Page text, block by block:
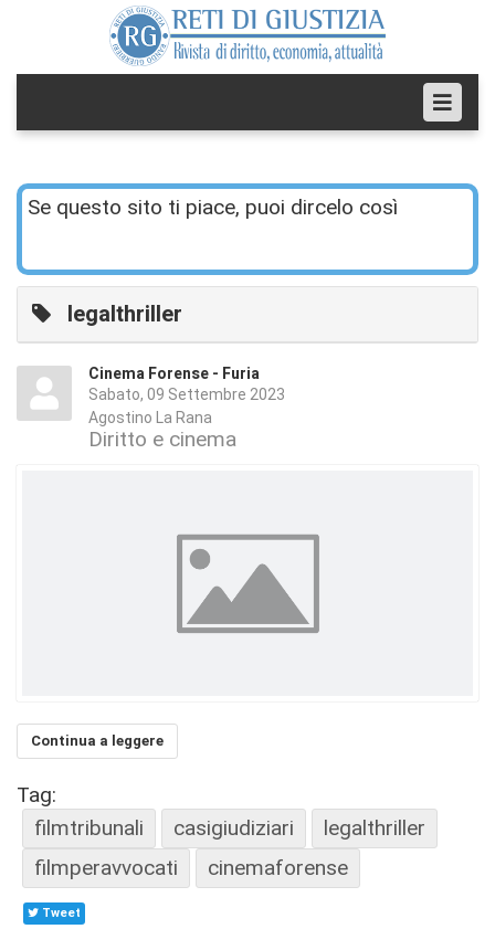
Se questo sito ti piace, puoi dircelo così
legalthriller
Cinema Forense - Furia
Sabato, 09 Settembre 2023
Agostino La Rana
Diritto e cinema
Continua a leggere
Tag:
filmtribunali
casigiudiziari
legalthriller
filmperavvocati
cinemaforense
Tweet